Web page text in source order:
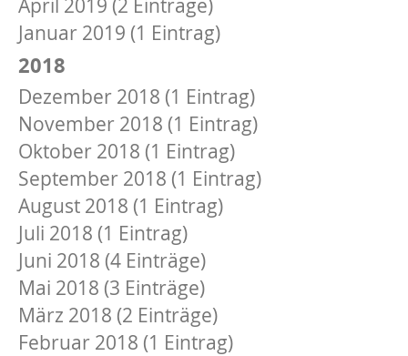
April 2019 (2 Einträge)
Januar 2019 (1 Eintrag)
2018
Dezember 2018 (1 Eintrag)
November 2018 (1 Eintrag)
Oktober 2018 (1 Eintrag)
September 2018 (1 Eintrag)
August 2018 (1 Eintrag)
Juli 2018 (1 Eintrag)
Juni 2018 (4 Einträge)
Mai 2018 (3 Einträge)
März 2018 (2 Einträge)
Februar 2018 (1 Eintrag)